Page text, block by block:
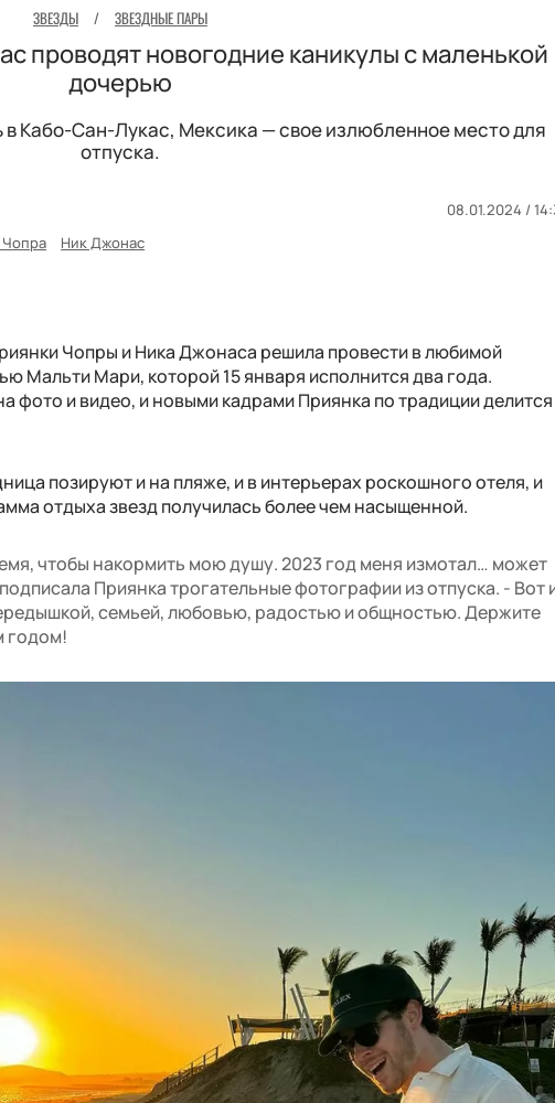
ЗВЕЗДЫ / ЗВЕЗДНЫЕ ПАРЫ
проводят новогодние каникулы с маленькой
дочерью
в Кабо-Сан-Лукас, Мексика — свое излюбленное место для
отпуска.
08.01.2024 /
Ник Джонас
Чопры и Ника Джонаса решила провести в любимой
Мальти Мари, которой 15 января исполнится два года.
фото и видео, и новыми кадрами Приянка по традиции делится
позируют и на пляже, и в интерьерах роскошного отеля, и
отдыха звезд получилась более чем насыщенной.
чтобы накормить мою душу. 2023 год меня измотал… может
Приянка трогательные фотографии из отпуска. - Вот
семьей, любовью, радостью и общностью. Держите
годом!